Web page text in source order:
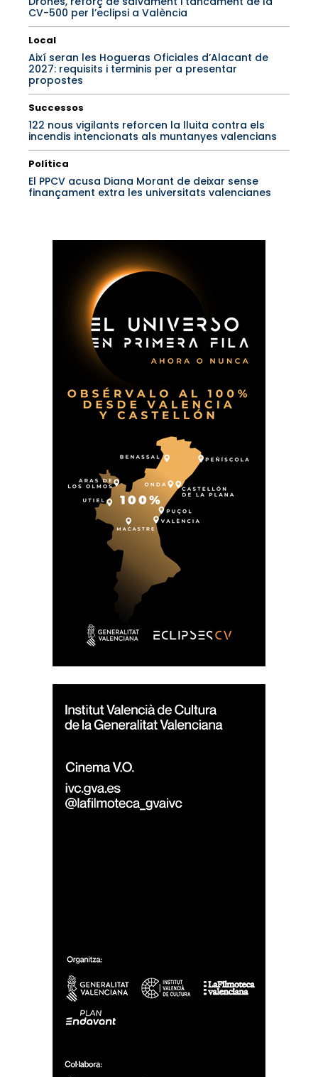
CV-500 per l’eclipsi a València
Local
Així seran les Hogueras Oficiales d’Alacant de
2027: requisits i terminis per a presentar
propostes
Successos
122 nous vigilants reforcen la lluita contra els
incendis intencionats als muntanyes valencians
Política
El PPCV acusa Diana Morant de deixar sense
finançament extra les universitats valencianes